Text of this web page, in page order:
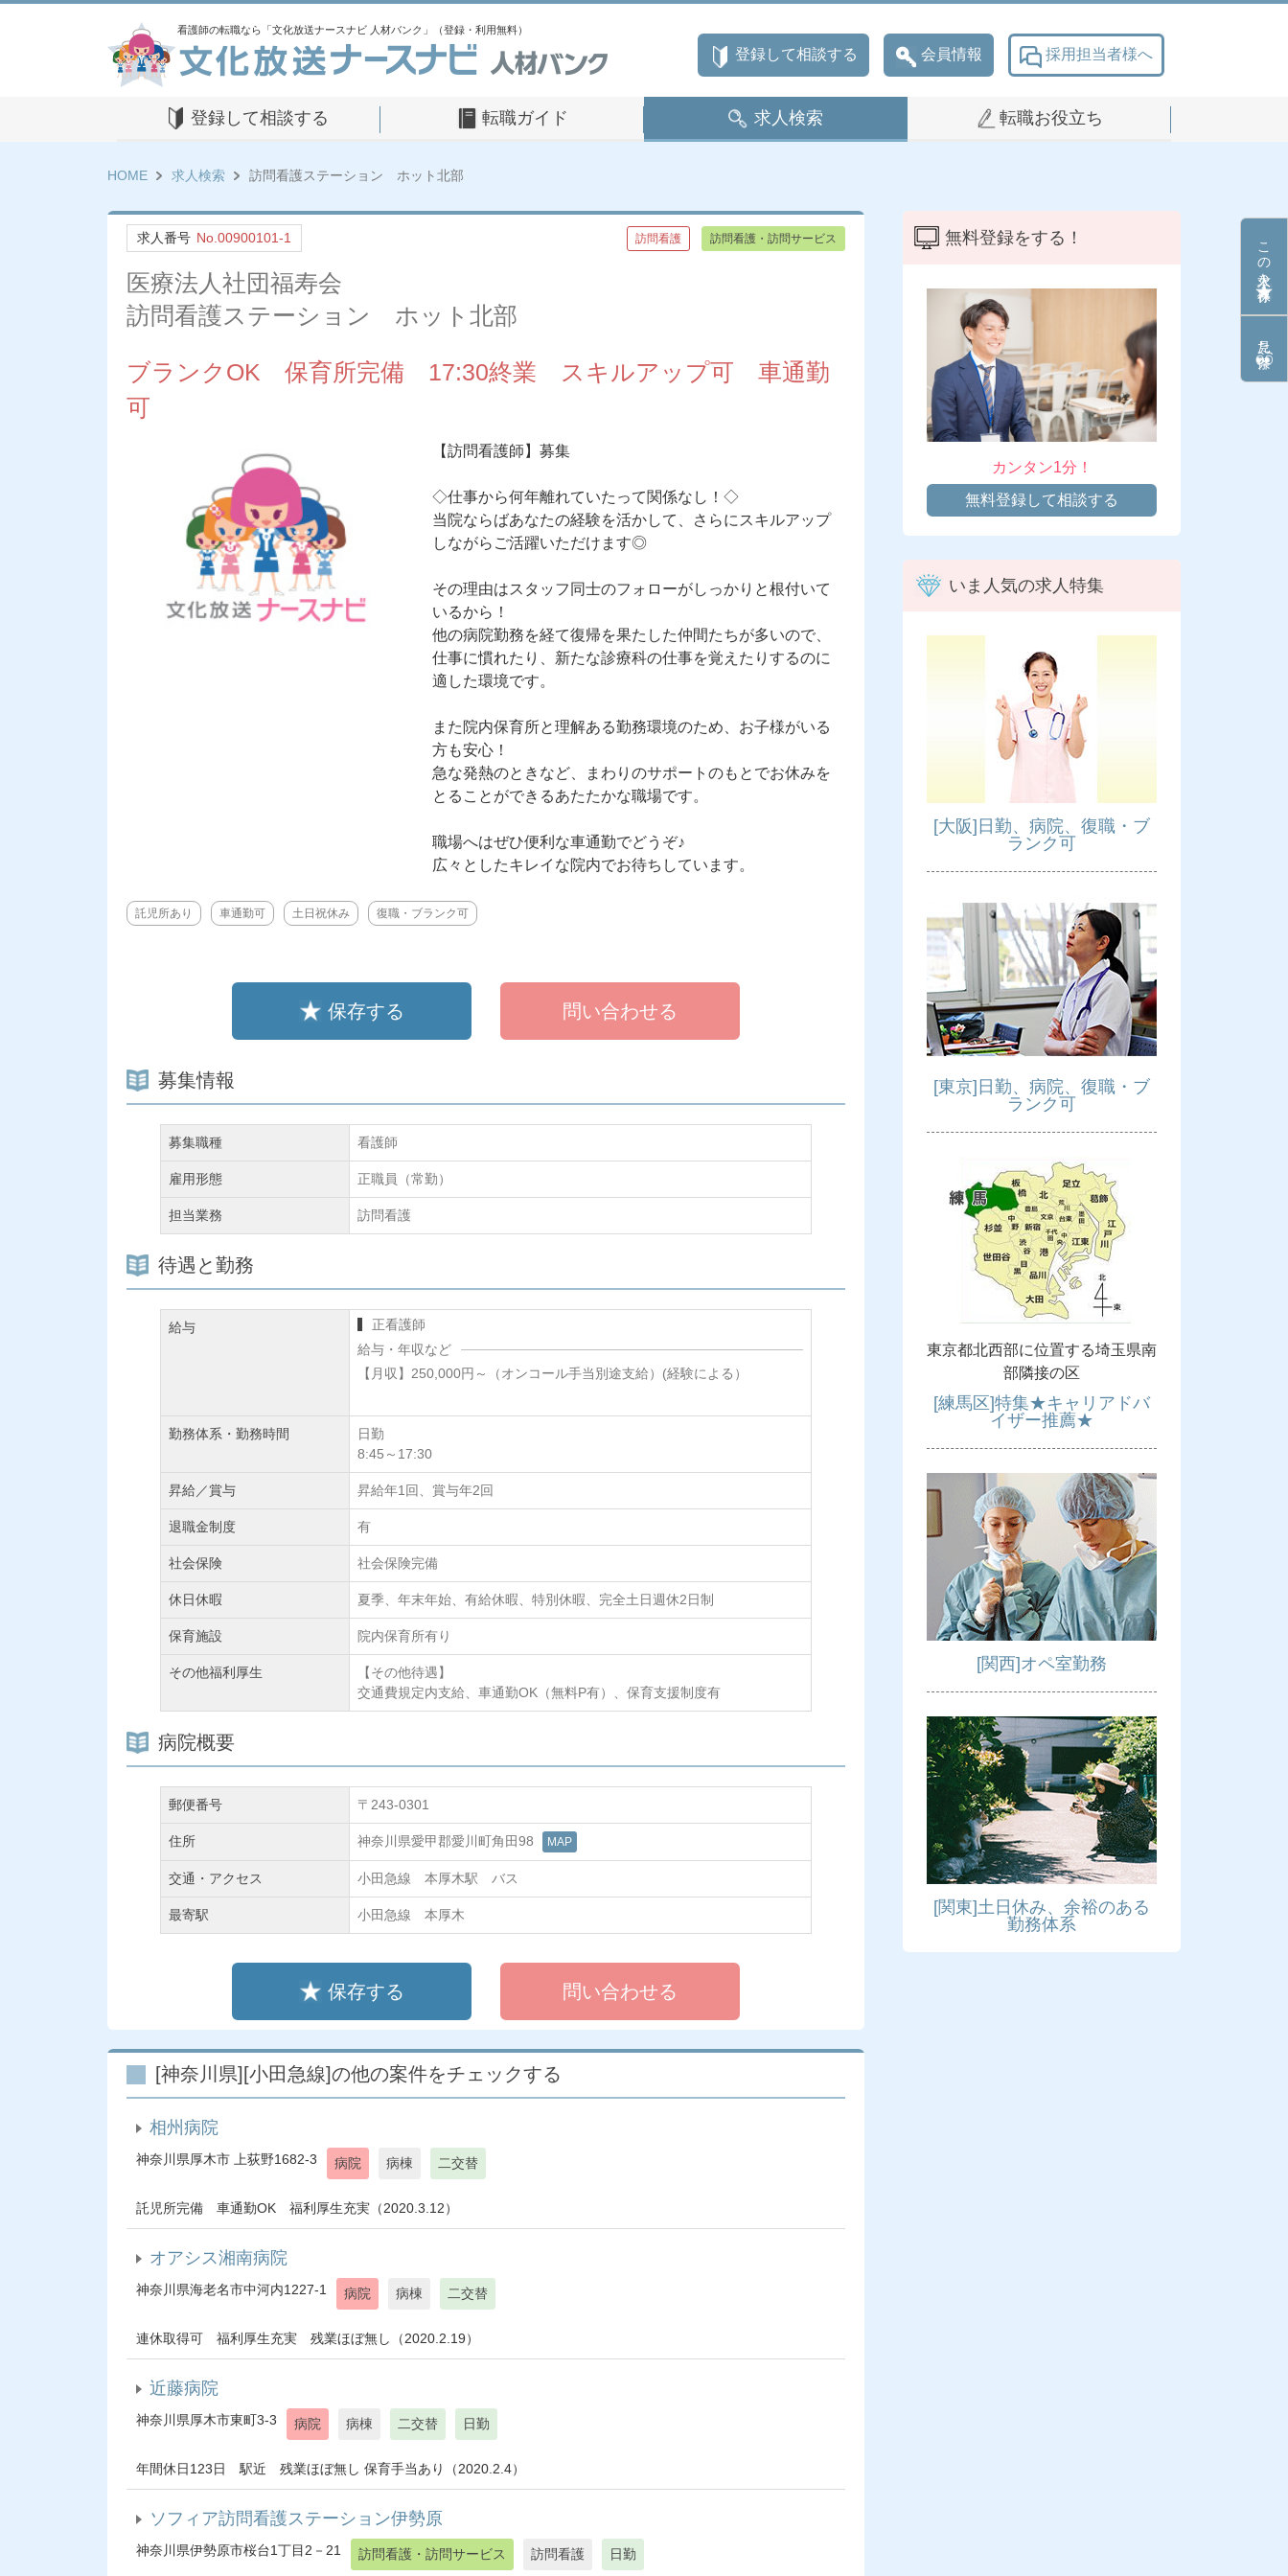
看護師の転職なら「文化放送ナースナビ 人材バンク」（登録・利用無料）
登録して相談する 会員情報 採用担当者様へ
登録して相談する 転職ガイド 求人検索 転職お役立ち
この求人を保存
見た条件
HOME 求人検索 訪問看護ステーション ホット北部
求人番号 No.00900101-1 訪問看護 訪問看護・訪問サービス
医療法人社団福寿会
訪問看護ステーション ホット北部
ブランクOK 保育所完備 17:30終業 スキルアップ可 車通勤
可
【訪問看護師】募集
◇仕事から何年離れていたって関係なし！◇
当院ならばあなたの経験を活かして、さらにスキルアップ
しながらご活躍いただけます◎
その理由はスタッフ同士のフォローがしっかりと根付いて
いるから！
他の病院勤務を経て復帰を果たした仲間たちが多いので、
仕事に慣れたり、新たな診療科の仕事を覚えたりするのに
適した環境です。
また院内保育所と理解ある勤務環境のため、お子様がいる
方も安心！
急な発熱のときなど、まわりのサポートのもとでお休みを
とることができるあたたかな職場です。
職場へはぜひ便利な車通勤でどうぞ♪
広々としたキレイな院内でお待ちしています。
託児所あり 車通勤可 土日祝休み 復職・ブランク可
保存する 問い合わせる
募集情報
募集職種 看護師
雇用形態 正職員（常勤）
担当業務 訪問看護
待遇と勤務
給与
正看護師
給与・年収など
【月収】250,000円～（オンコール手当別途支給）(経験による）
勤務体系・勤務時間
日勤
8:45～17:30
昇給／賞与 昇給年1回、賞与年2回
退職金制度 有
社会保険 社会保険完備
休日休暇 夏季、年末年始、有給休暇、特別休暇、完全土日週休2日制
保育施設 院内保育所有り
その他福利厚生
【その他待遇】
交通費規定内支給、車通勤OK（無料P有）、保育支援制度有
病院概要
郵便番号 〒243-0301
住所 神奈川県愛甲郡愛川町角田98 MAP
交通・アクセス 小田急線 本厚木駅 バス
最寄駅 小田急線 本厚木
保存する 問い合わせる
[神奈川県][小田急線]の他の案件をチェックする
相州病院
神奈川県厚木市 上荻野1682-3 病院 病棟 二交替
託児所完備 車通勤OK 福利厚生充実（2020.3.12）
オアシス湘南病院
神奈川県海老名市中河内1227-1 病院 病棟 二交替
連休取得可 福利厚生充実 残業ほぼ無し（2020.2.19）
近藤病院
神奈川県厚木市東町3-3 病院 病棟 二交替 日勤
年間休日123日 駅近 残業ほぼ無し 保育手当あり（2020.2.4）
ソフィア訪問看護ステーション伊勢原
神奈川県伊勢原市桜台1丁目2－21 訪問看護・訪問サービス 訪問看護 日勤
無料登録をする！
カンタン1分！
無料登録して相談する
いま人気の求人特集
[大阪]日勤、病院、復職・ブ
ランク可
[東京]日勤、病院、復職・ブ
ランク可
東京都北西部に位置する埼玉県南
部隣接の区
[練馬区]特集★キャリアドバ
イザー推薦★
[関西]オペ室勤務
[関東]土日休み、余裕のある
勤務体系